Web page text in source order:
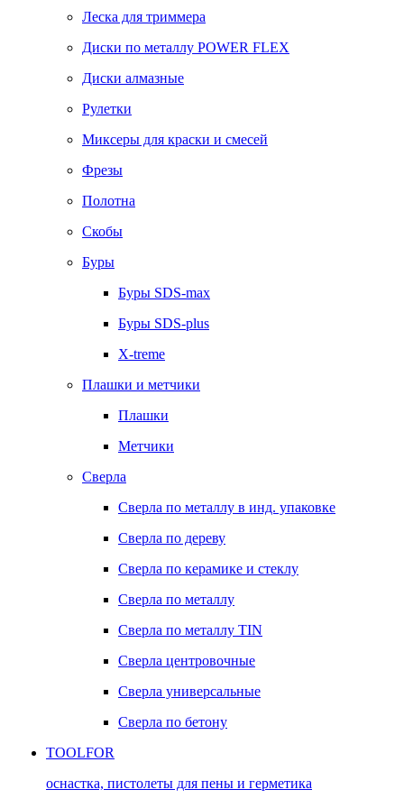
Леска для триммера
Диски по металлу POWER FLEX
Диски алмазные
Рулетки
Миксеры для краски и смесей
Фрезы
Полотна
Скобы
Буры
Буры SDS-max
Буры SDS-plus
X-treme
Плашки и метчики
Плашки
Метчики
Сверла
Сверла по металлу в инд. упаковке
Сверла по дереву
Сверла по керамике и стеклу
Сверла по металлу
Сверла по металлу TIN
Сверла центровочные
Сверла универсальные
Сверла по бетону
TOOLFOR
оснастка, пистолеты для пены и герметика